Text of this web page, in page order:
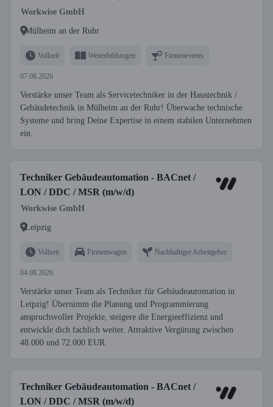
Workwise GmbH
Mülheim an der Ruhr
Vollzeit Weiterbildungen Firmenevents
07.08.2026
Verstärke unser Team als Servicetechniker in der Haustechnik /
Gebäudetechnik in Mülheim an der Ruhr! Überwache technische
Systeme und bring Deine Expertise in einem stabilen Unternehmen
ein.
Techniker Gebäudeautomation - BACnet /
LON / DDC / MSR (m/w/d)
Workwise GmbH
Leipzig
Vollzeit Firmenwagen Nachhaltiger Arbeitgeber
04.08.2026
Verstärke unser Team als Techniker für Gebäudeautomation in
Leipzig! Übernimm die Planung und Programmierung
anspruchsvoller Projekte, steigere die Energieeffizienz und
entwickle dich fachlich weiter. Attraktive Vergütung zwischen
48.000 und 72.000 EUR.
Techniker Gebäudeautomation - BACnet /
LON / DDC / MSR (m/w/d)